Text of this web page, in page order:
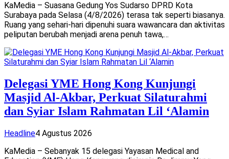
KaMedia – Suasana Gedung Yos Sudarso DPRD Kota
Surabaya pada Selasa (4/8/2026) terasa tak seperti biasanya.
Ruang yang sehari-hari dipenuhi suara wawancara dan aktivitas
peliputan berubah menjadi arena penuh tawa,…
Delegasi YME Hong Kong Kunjungi
Masjid Al-Akbar, Perkuat Silaturahmi
dan Syiar Islam Rahmatan Lil ‘Alamin
Headline4 Agustus 2026
KaMedia – Sebanyak 15 delegasi Yayasan Medical and